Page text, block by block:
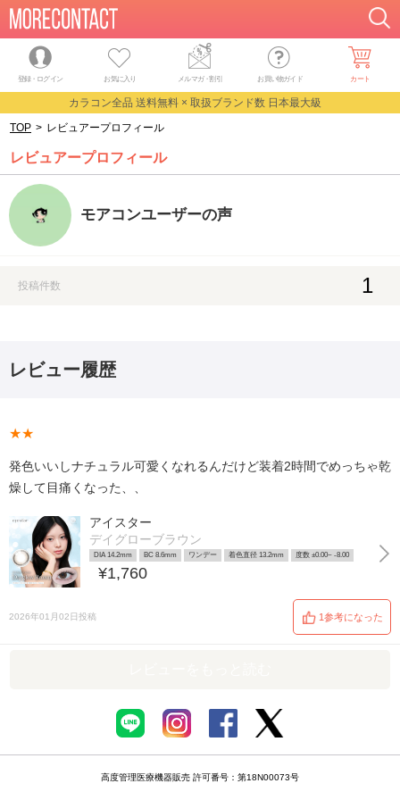
登録・ログイン お気に入り メルマガ・割引 お買い物ガイド カート
カラコン全品 送料無料 × 取扱ブランド数 日本最大級
TOP > レビュアープロフィール
レビュアープロフィール
モアコンユーザーの声
投稿件数 1
レビュー履歴
★★
発色いいしナチュラル可愛くなれるんだけど装着2時間でめっちゃ乾
燥して目痛くなった、、
アイスター
デイグローブラウン
DIA 14.2mm BC 8.6mm ワンデー 着色直径 13.2mm 度数 ±0.00~ -8.00
¥1,760
2026年01月02日投稿 1参考になった
高度管理医療機器販売 許可番号：第18N00073号